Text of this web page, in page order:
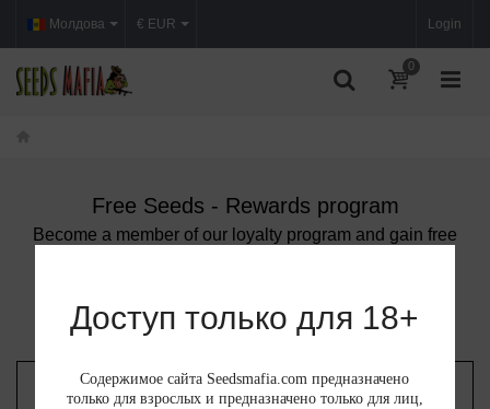
Молдова Login
€ EUR
0
Free Seeds - Rewards program
Become a member of our loyalty program and gain free
Доступ только для 18+
Содержимое сайта Seedsmafia.com предназначено
только для взрослых и предназначено только для лиц,